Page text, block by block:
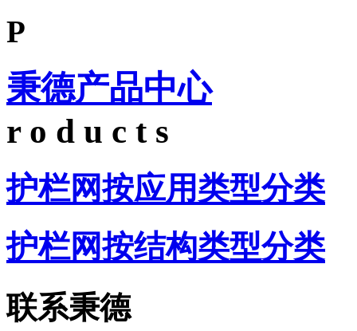
P
秉德产品中心
r o d u c t s
护栏网按应用类型分类
护栏网按结构类型分类
联系秉德